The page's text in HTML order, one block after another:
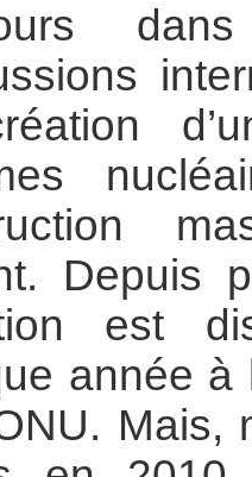
Depuis
est
année à
Mais,